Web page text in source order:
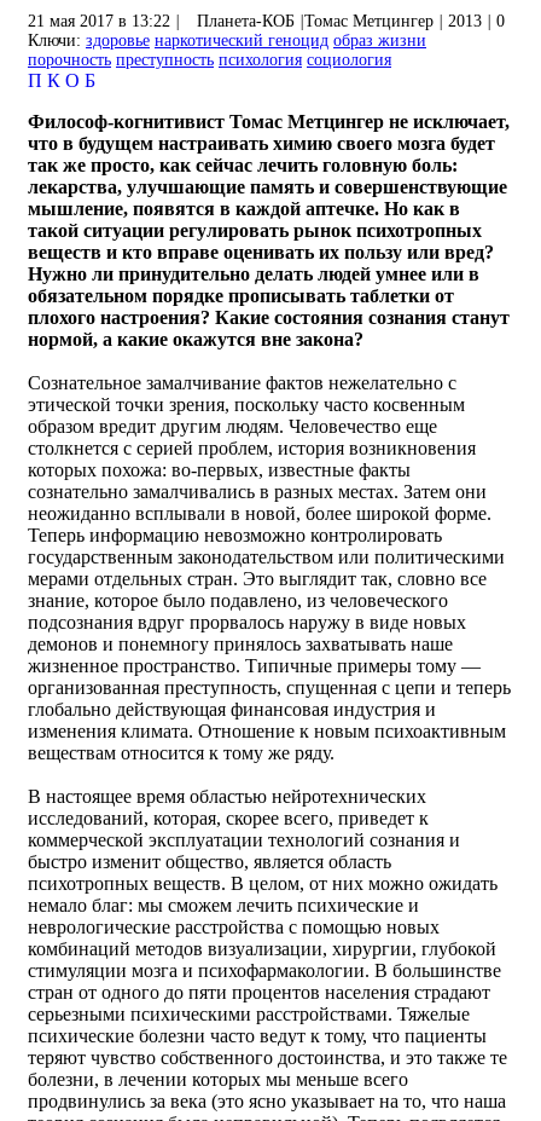
21 мая 2017 в 13:22 Планета-КОБ Томас Метцингер 2013
0
Ключи: здоровье наркотический геноцид образ жизни
порочность преступность психология социология
П К О Б
Философ-когнитивист Томас Метцингер не исключает,
что в будущем настраивать химию своего мозга будет
так же просто, как сейчас лечить головную боль:
лекарства, улучшающие память и совершенствующие
мышление, появятся в каждой аптечке. Но как в
такой ситуации регулировать рынок психотропных
веществ и кто вправе оценивать их пользу или вред?
Нужно ли принудительно делать людей умнее или в
обязательном порядке прописывать таблетки от
плохого настроения? Какие состояния сознания станут
нормой, а какие окажутся вне закона?
Сознательное замалчивание фактов нежелательно с
этической точки зрения, поскольку часто косвенным
образом вредит другим людям. Человечество еще
столкнется с серией проблем, история возникновения
которых похожа: во-первых, известные факты
сознательно замалчивались в разных местах. Затем они
неожиданно всплывали в новой, более широкой форме.
Теперь информацию невозможно контролировать
государственным законодательством или политическими
мерами отдельных стран. Это выглядит так, словно все
знание, которое было подавлено, из человеческого
подсознания вдруг прорвалось наружу в виде новых
демонов и понемногу принялось захватывать наше
жизненное пространство. Типичные примеры тому —
организованная преступность, спущенная с цепи и теперь
глобально действующая финансовая индустрия и
изменения климата. Отношение к новым психоактивным
веществам относится к тому же ряду.
В настоящее время областью нейротехнических
исследований, которая, скорее всего, приведет к
коммерческой эксплуатации технологий сознания и
быстро изменит общество, является область
психотропных веществ. В целом, от них можно ожидать
немало благ: мы сможем лечить психические и
неврологические расстройства с помощью новых
комбинаций методов визуализации, хирургии, глубокой
стимуляции мозга и психофармакологии. В большинстве
стран от одного до пяти процентов населения страдают
серьезными психическими расстройствами. Тяжелые
психические болезни часто ведут к тому, что пациенты
теряют чувство собственного достоинства, и это также те
болезни, в лечении которых мы меньше всего
продвинулись за века (это ясно указывает на то, что наша